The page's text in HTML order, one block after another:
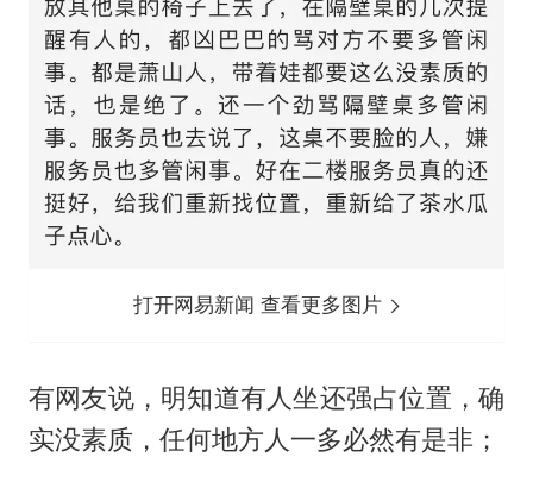
打开网易新闻 查看更多图片
有网友说，明知道有人坐还强占位置，确
实没素质，任何地方人一多必然有是非；